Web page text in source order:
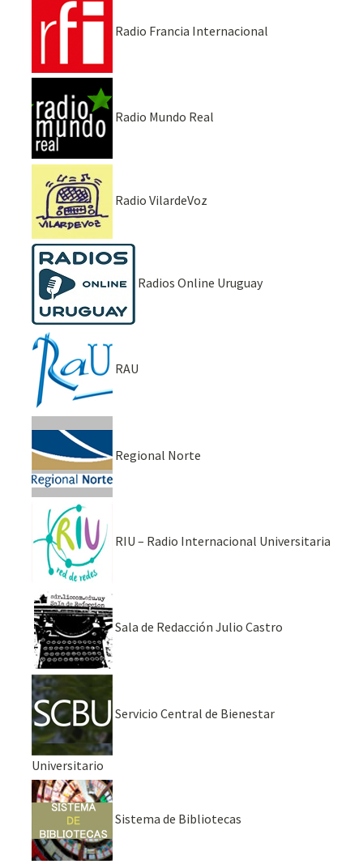
Radio Francia Internacional
Radio Mundo Real
Radio VilardeVoz
Radios Online Uruguay
RAU
Regional Norte
RIU – Radio Internacional Universitaria
Sala de Redacción Julio Castro
Servicio Central de Bienestar
Universitario
Sistema de Bibliotecas